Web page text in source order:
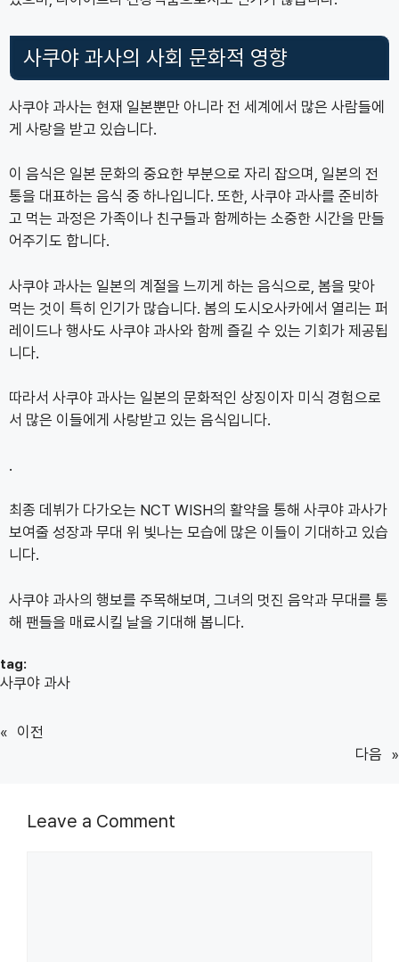
사쿠야 과사의 사회 문화적 영향
사쿠야 과사는 현재 일본뿐만 아니라 전 세계에서 많은 사람들에
게 사랑을 받고 있습니다.
이 음식은 일본 문화의 중요한 부분으로 자리 잡으며, 일본의 전
통을 대표하는 음식 중 하나입니다. 또한, 사쿠야 과사를 준비하
고 먹는 과정은 가족이나 친구들과 함께하는 소중한 시간을 만들
어주기도 합니다.
사쿠야 과사는 일본의 계절을 느끼게 하는 음식으로, 봄을 맞아
먹는 것이 특히 인기가 많습니다. 봄의 도시오사카에서 열리는 퍼
레이드나 행사도 사쿠야 과사와 함께 즐길 수 있는 기회가 제공됩
니다.
따라서 사쿠야 과사는 일본의 문화적인 상징이자 미식 경험으로
서 많은 이들에게 사랑받고 있는 음식입니다.
.
최종 데뷔가 다가오는 NCT WISH의 활약을 통해 사쿠야 과사가
보여줄 성장과 무대 위 빛나는 모습에 많은 이들이 기대하고 있습
니다.
사쿠야 과사의 행보를 주목해보며, 그녀의 멋진 음악과 무대를 통
해 팬들을 매료시킬 날을 기대해 봅니다.
tag:
사쿠야 과사
« 이전
다음 »
Leave a Comment